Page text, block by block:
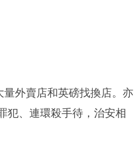
外賣店和英磅找換店。亦
犯、連環殺手待，治安相